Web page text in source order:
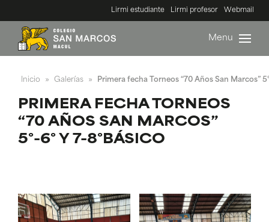
Lirmi estudiante Lirmi profesor Webmail
Menu
Inicio » Galerías » Primera fecha Torneos “70 Años San Marcos”
PRIMERA FECHA TORNEOS
“70 AÑOS SAN MARCOS”
5°-6° Y 7-8°BÁSICO